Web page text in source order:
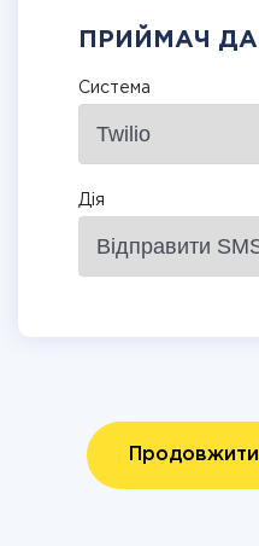
ПРИЙМАЧ
Система
Дія